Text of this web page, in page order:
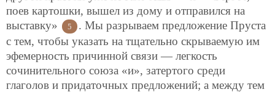
поев картошки, вышел из дому и отправился на
выставку»
5
. Мы разрываем предложение Пруста
с тем, чтобы указать на тщательно скрываемую им
эфемерность причинной связи — легкость
сочинительного союза «и», затертого среди
глаголов и придаточных предложений; а между тем